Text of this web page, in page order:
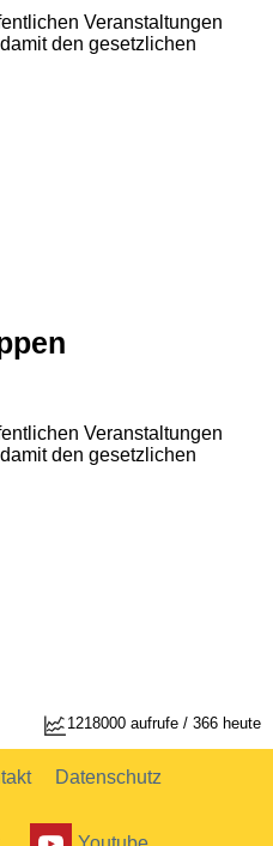
2Veranstaltungen
den gesetzlichen
Veranstaltungen
den gesetzlichen
1218000 aufrufe / 366 heute
Datenschutz